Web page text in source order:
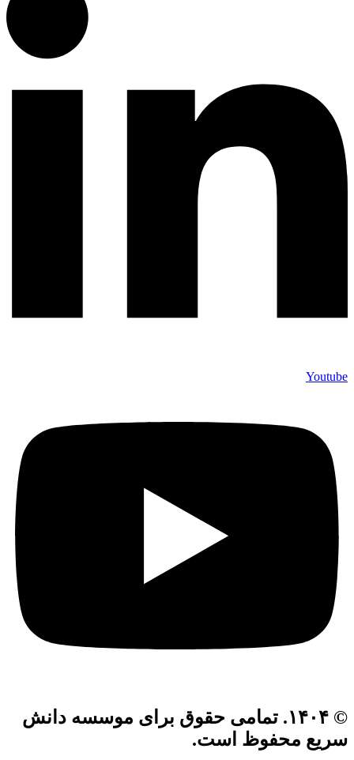
Youtube
© ۱۴۰۴. تمامی حقوق برای موسسه دانش
سریع محفوظ است.